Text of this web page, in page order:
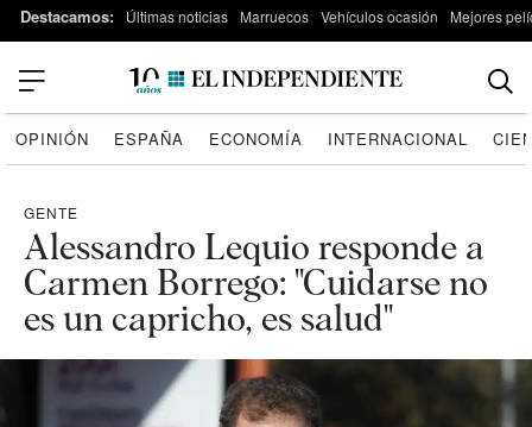
Destacamos: Últimas noticias Marruecos Vehículos ocasión Mejores
OPINIÓN ESPAÑA ECONOMÍA INTERNACIONAL
GENTE
Alessandro Lequio responde a
Carmen Borrego: "Cuidarse no
es un capricho, es salud"